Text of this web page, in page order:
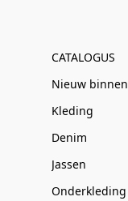
CATALOGUS
Nieuw binnen
Kleding
Denim
Jassen
Onderkleding